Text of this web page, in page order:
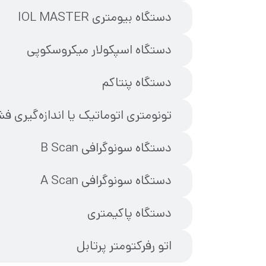
دستگاه بیومتری IOL MASTER
دستگاه اسپکولار میکروسکوپی
دستگاه پنتاکم
تونومتری اتوماتیک یا اندازه‌گیری
دستگاه سونوگرافی B Scan
دستگاه سونوگرافی A Scan
دستگاه پاکیمتری
اتو رفرکتومتر پرتابل